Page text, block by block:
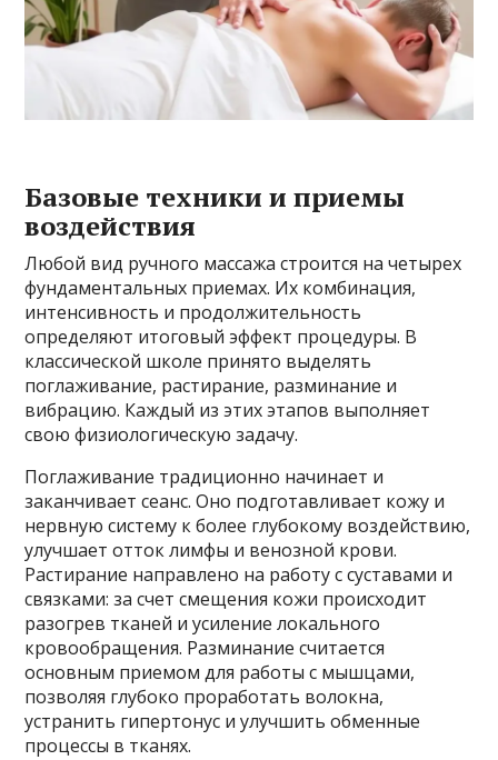
Базовые техники и приемы
воздействия
Любой вид ручного массажа строится на четырех
фундаментальных приемах. Их комбинация,
интенсивность и продолжительность
определяют итоговый эффект процедуры. В
классической школе принято выделять
поглаживание, растирание, разминание и
вибрацию. Каждый из этих этапов выполняет
свою физиологическую задачу.
Поглаживание традиционно начинает и
заканчивает сеанс. Оно подготавливает кожу и
нервную систему к более глубокому воздействию,
улучшает отток лимфы и венозной крови.
Растирание направлено на работу с суставами и
связками: за счет смещения кожи происходит
разогрев тканей и усиление локального
кровообращения. Разминание считается
основным приемом для работы с мышцами,
позволяя глубоко проработать волокна,
устранить гипертонус и улучшить обменные
процессы в тканях.